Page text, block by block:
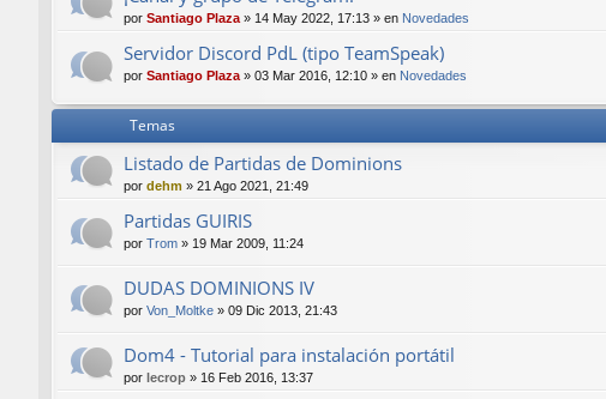
por Santiago Plaza» 14 May 2022, 17:13 » en Novedades
Servidor Discord PdL (tipo TeamSpeak)
por Santiago Plaza» 03 Mar 2016, 12:10 » en Novedades
Temas
Listado de Partidas de Dominions
por dehm » 21 Ago 2021, 21:49
Partidas GUIRIS
por Trom » 19 Mar 2009, 11:24
DUDAS DOMINIONS IV
por Von_Moltke » 09 Dic 2013, 21:43
Dom4 - Tutorial para instalación portátil
por lecrop » 16 Feb 2016, 13:37